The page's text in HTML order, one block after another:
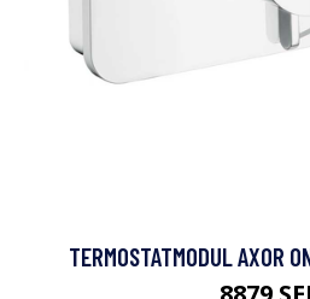
TERMOSTATMODUL AXOR